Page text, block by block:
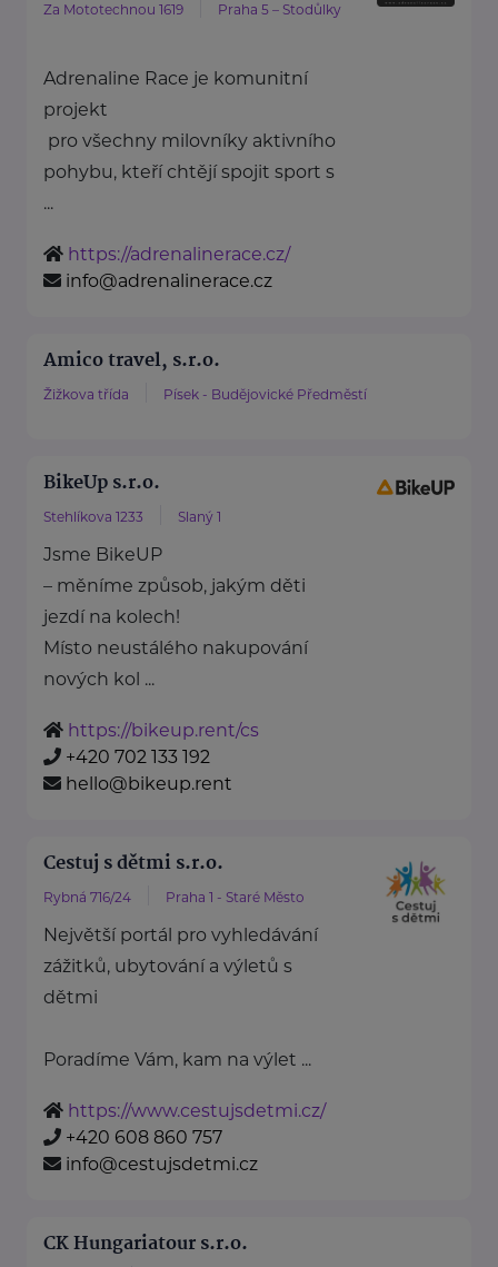
Za Mototechnou 1619 Praha 5 – Stodůlky
Adrenaline Race je komunitní
projekt
pro všechny milovníky aktivního
pohybu, kteří chtějí spojit sport s
...
https://adrenalinerace.cz/
info@adrenalinerace.cz
Amico travel, s.r.o.
Žižkova třída Písek - Budějovické Předměstí
BikeUp s.r.o.
Stehlíkova 1233 Slaný 1
Jsme BikeUP
– měníme způsob, jakým děti
jezdí na kolech!
Místo neustálého nakupování
nových kol ...
https://bikeup.rent/cs
+420 702 133 192
hello@bikeup.rent
Cestuj s dětmi s.r.o.
Rybná 716/24 Praha 1 - Staré Město
Největší portál pro vyhledávání
zážitků, ubytování a výletů s
dětmi
Poradíme Vám, kam na výlet ...
https://www.cestujsdetmi.cz/
+420 608 860 757
info@cestujsdetmi.cz
CK Hungariatour s.r.o.